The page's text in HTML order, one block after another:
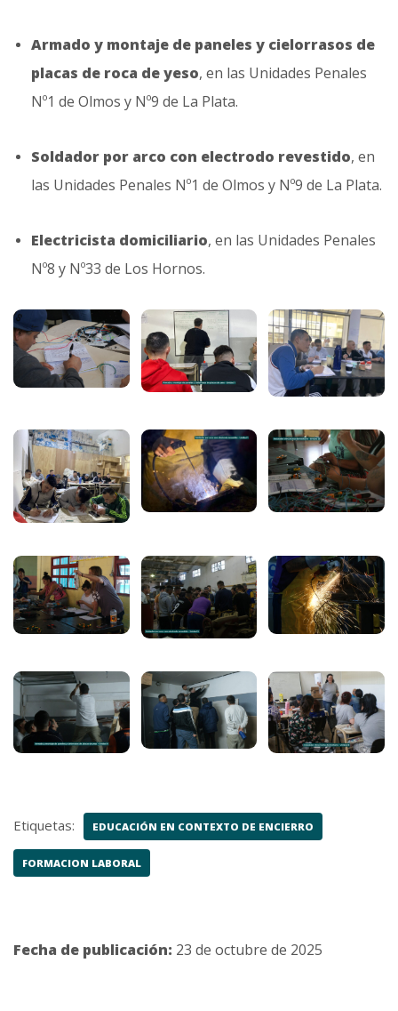
Armado y montaje de paneles y cielorrasos de
placas de roca de yeso, en las Unidades Penales
Nº1 de Olmos y Nº9 de La Plata.
Soldador por arco con electrodo revestido, en
las Unidades Penales Nº1 de Olmos y Nº9 de La Plata.
Electricista domiciliario, en las Unidades Penales
Nº8 y Nº33 de Los Hornos.
Etiquetas: EDUCACIÓN EN CONTEXTO DE ENCIERRO
FORMACION LABORAL
Fecha de publicación: 23 de octubre de 2025